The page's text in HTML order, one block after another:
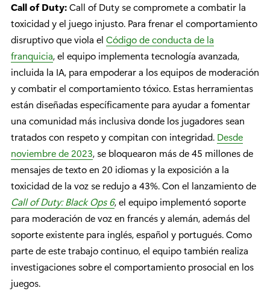
Call of Duty:Call of Duty se compromete a combatir la
toxicidad y el juego injusto. Para frenar el comportamiento
disruptivo que viola el Código de conducta de la
franquicia, el equipo implementa tecnología avanzada,
incluida la IA, para empoderar a los equipos de moderación
y combatir el comportamiento tóxico. Estas herramientas
están diseñadas específicamente para ayudar a fomentar
una comunidad más inclusiva donde los jugadores sean
tratados con respeto y compitan con integridad. Desde
noviembre de 2023, se bloquearon más de 45 millones de
mensajes de texto en 20 idiomas y la exposición a la
toxicidad de la voz se redujo a 43%. Con el lanzamiento de
Call of Duty: Black Ops 6, el equipo implementó soporte
para moderación de voz en francés y alemán, además del
soporte existente para inglés, español y portugués. Como
parte de este trabajo continuo, el equipo también realiza
investigaciones sobre el comportamiento prosocial en los
juegos.